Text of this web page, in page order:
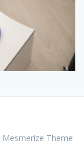
Mesmerize Theme